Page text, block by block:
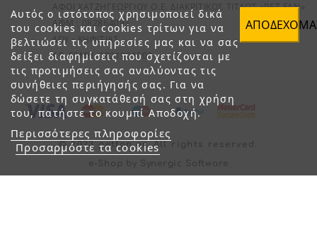
Αυτός ο ιστότοπος χρησιμοποιεί δικά
του cookies και cookies τρίτων για να
βελτιώσει τις υπηρεσίες μας και να σας
δείξει διαφημίσεις που σχετίζονται με
τις προτιμήσεις σας αναλύοντας τις
συνήθειες περιήγησής σας. Για να
δώσετε τη συγκατάθεσή σας στη χρήση
του, πατήστε το κουμπί Αποδοχή.
Περισσότερες πληροφορίες
Προσαρμόστε τα cookies
ΑΦΟΙ ΧΑΤΖΗΓΕΩΡΓΙΟΥ Ο.Ε. ΔΙΑΚΡΙΤΙΚΟΣ ΤΙΤΛΟΣ «PET FAN»
ΑΦΜ : 082864093
ΔΟΥ : ΚΗΦΙΣΙΑΣ
ΑΡ. ΓΕΜΗ: 1821901000
© 2023 petfan.gr. All rights reserved.
e-Shop by Synergic Software